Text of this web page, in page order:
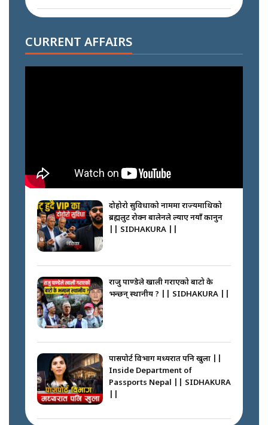
अपराध श्रृङ्खला || SIDHAKURA ||
नेपालीलाई भरिया मात्र देख्ने दृष्टिकोण
बदलेका ‘निम्स दाई’ || SIDHAKURA
||
आगो निभाउने कि तेल थप्ने ? WHATS
HAPPENING IN MADHESH ? ||
भयो ? के के भयो ? || SUNSARI
CASE || SIDHAKURA || THE
REPORTER ||
प्रहरी ? Police repeatedly fail to
CURRENT AFFAIRS
दोहोरो सुविधाको नाममा राज्यमाथिको
ब्रह्मलुट रोक्न बालेनले ल्याए नयाँ कानुन
|| SIDHAKURA ||
राजु पाण्डेले खाली गराएको बाटो के
भन्छन् स्थानीय ? || SIDHAKURA ||
पासपोर्ट विभाग मध्यरात पनि खुला ||
Inside Department of
Passports Nepal || SIDHAKURA